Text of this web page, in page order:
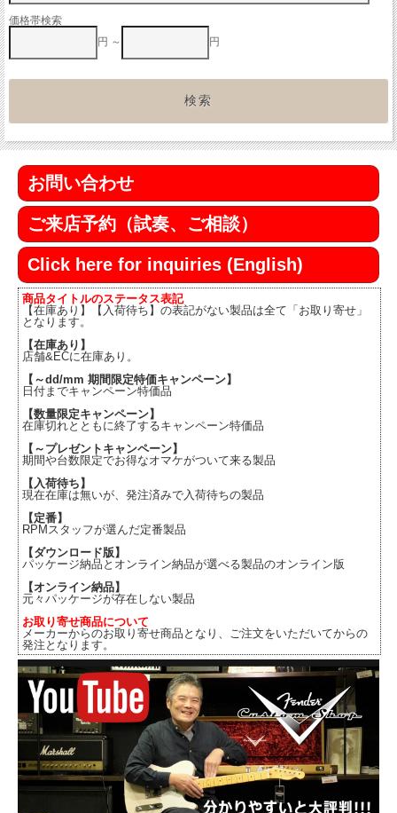
価格帯検索
円 ～
円
お問い合わせ
ご来店予約（試奏、ご相談）
Click here for inquiries (English)
商品タイトルのステータス表記
【在庫あり】【入荷待ち】の表記がない製品は全て「お取り寄せ」
となります。
【在庫あり】
店舗&ECに在庫あり。
【～dd/mm 期間限定特価キャンペーン】
日付までキャンペーン特価品
【数量限定キャンペーン】
在庫切れとともに終了するキャンペーン特価品
【～プレゼントキャンペーン】
期間や台数限定でお得なオマケがついて来る製品
【入荷待ち】
現在在庫は無いが、発注済みで入荷待ちの製品
【定番】
RPMスタッフが選んだ定番製品
【ダウンロード版】
パッケージ納品とオンライン納品が選べる製品のオンライン版
【オンライン納品】
元々パッケージが存在しない製品
お取り寄せ商品について
メーカーからのお取り寄せ商品となり、ご注文をいただいてからの
発注となります。